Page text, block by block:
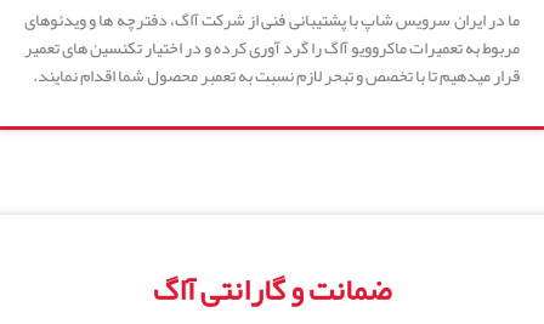
ما در ایران سرویس شاپ با پشتیبانی فنی از شرکت آاگ، دفترچه ها و ویدئوهای
مربوط به تعمیرات ماکروویو آاگ را گرد آوری کرده و در اختیار تکنسین های تعمیر
قرار میدهیم تا با تخصص و تبحر لازم نسبت به تعمبر محصول شما اقدام نمایند.
ضمانت و گارانتی آاگ